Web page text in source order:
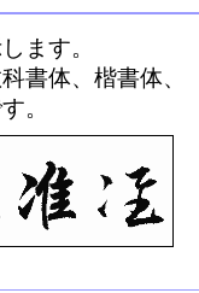
ます。
書体、楷書体、
。